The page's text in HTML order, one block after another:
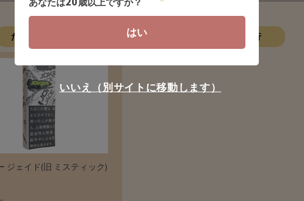
た行 は行 やらわ行
ジェイド(旧 ミスティック)
はい
いいえ（別サイトに移動します）